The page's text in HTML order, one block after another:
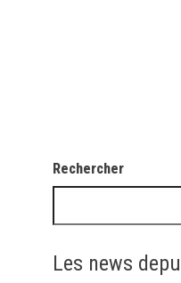
Rechercher
Les news